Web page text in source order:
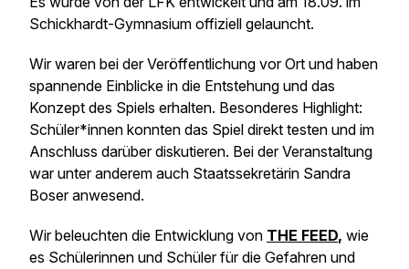
Schickhardt-Gymnasium offiziell gelauncht.
Wir waren bei der Veröffentlichung vor Ort und haben
spannende Einblicke in die Entstehung und das
Konzept des Spiels erhalten. Besonderes Highlight:
Schüler*innen konnten das Spiel direkt testen und im
Anschluss darüber diskutieren. Bei der Veranstaltung
war unter anderem auch Staatssekretärin Sandra
Boser anwesend.
Wir beleuchten die Entwicklung von THE FEED, wie
es Schülerinnen und Schüler für die Gefahren und